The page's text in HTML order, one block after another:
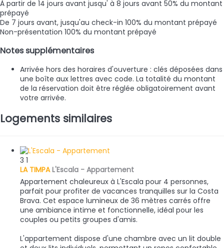
À partir de 14 jours avant jusqu' à 8 jours avant 50% du montant
prépayé
De 7 jours avant, jusqu'au check-in 100% du montant prépayé
Non-présentation 100% du montant prépayé
Notes supplémentaires
Arrivée hors des horaires d'ouverture : clés déposées dans
une boîte aux lettres avec code. La totalité du montant
de la réservation doit être réglée obligatoirement avant
votre arrivée.
Logements similaires
3 1
LA TIMPA L'Escala - Appartement
Appartement chaleureux à L'Escala pour 4 personnes,
parfait pour profiter de vacances tranquilles sur la Costa
Brava. Cet espace lumineux de 36 mètres carrés offre
une ambiance intime et fonctionnelle, idéal pour les
couples ou petits groupes d'amis.
L'appartement dispose d'une chambre avec un lit double